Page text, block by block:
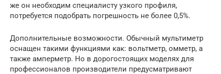
же он необходим специалисту узкого профиля,
потребуется подобрать погрешность не более 0,5%.
Дополнительные возможности. Обычный мультиметр
оснащен такими функциями как: вольтметр, омметр, а
также амперметр. Но в дорогостоящих моделях для
профессионалов производители предусматривают